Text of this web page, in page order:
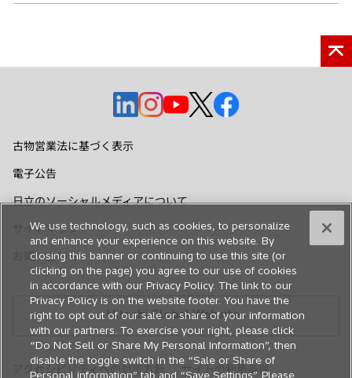
新
し
で
く
新
で
く
新
し
く
新
し
く
新
く
古物営業法に基づく表示
電子公告
日立のソーシャルメディアについて
サイトマップ
お問い合わせ
Hitachi Global Website
アクセシビリティへの対応方針 サイトの利用条件
We use technology, such as cookies, to personalize
and enhance your experience on this website. By
closing this banner or continuing to use this site (or
clicking on the page) you agree to our use of cookies
in accordance with our Privacy Policy. The link to our
Privacy Policy is on the website footer. You have the
right to opt out of our sale or share of your information
with our partners. To exercise your right, please click
“Do Not Sell or Share My Personal Information”, then
disable the toggle switch in the “Sale or Share of
Personal information” tab and “Save Settings”. Please